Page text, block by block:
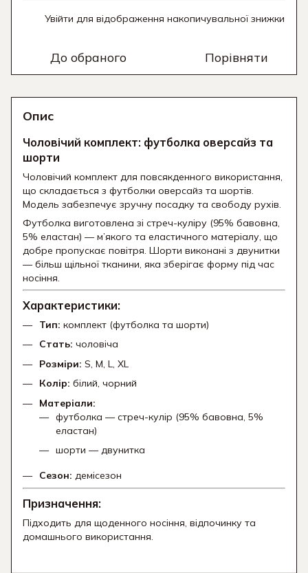
Увійти для відображення накопичувальної знижки
До обраного Порівняти
Опис
Чоловічий комплект: футболка оверсайз та
шорти
Чоловічий комплект для повсякденного використання,
що складається з футболки оверсайз та шортів.
Модель забезпечує зручну посадку та свободу рухів.
Футболка виготовлена зі стреч-куліру (95% бавовна,
5% еластан) — м’якого та еластичного матеріалу, що
добре пропускає повітря. Шорти виконані з двунитки
— більш щільної тканини, яка зберігає форму під час
носіння.
Характеристики:
Тип: комплект (футболка та шорти)
Стать: чоловіча
Розміри: S, M, L, XL
Колір: білий, чорний
Матеріали:
футболка — стреч-кулір (95% бавовна, 5%
еластан)
шорти — двунитка
Сезон: демісезон
Призначення:
Підходить для щоденного носіння, відпочинку та
домашнього використання.